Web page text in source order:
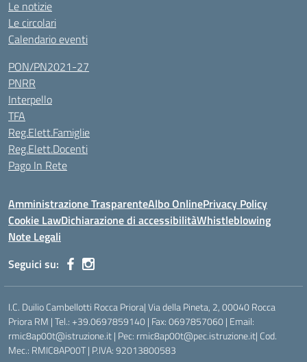
Le notizie
Le circolari
Calendario eventi
PON/PN2021-27
PNRR
Interpello
TFA
Reg.Elett.Famiglie
Reg.Elett.Docenti
Pago In Rete
Amministrazione TrasparenteAlbo OnlinePrivacy Policy
Cookie LawDichiarazione di accessibilitàWhistleblowing
Note Legali
Seguici su:
I.C. Duilio Cambellotti Rocca Priora| Via della Pineta, 2, 00040 Rocca
Priora RM | Tel.: +39.0697859140 | Fax: 0697857060 | Email:
rmic8ap00t@istruzione.it | Pec: rmic8ap00t@pec.istruzione.it| Cod.
Mec.: RMIC8AP00T | P.IVA: 92013800583